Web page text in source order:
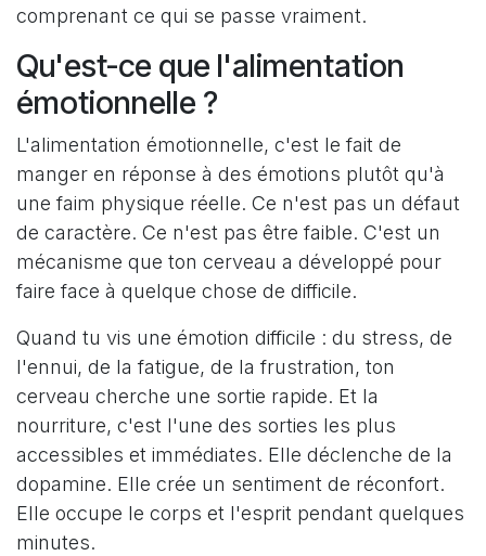
comprenant ce qui se passe vraiment.
Qu'est-ce que l'alimentation
émotionnelle ?
L'alimentation émotionnelle, c'est le fait de
manger en réponse à des émotions plutôt qu'à
une faim physique réelle. Ce n'est pas un défaut
de caractère. Ce n'est pas être faible. C'est un
mécanisme que ton cerveau a développé pour
faire face à quelque chose de difficile.
Quand tu vis une émotion difficile : du stress, de
l'ennui, de la fatigue, de la frustration, ton
cerveau cherche une sortie rapide. Et la
nourriture, c'est l'une des sorties les plus
accessibles et immédiates. Elle déclenche de la
dopamine. Elle crée un sentiment de réconfort.
Elle occupe le corps et l'esprit pendant quelques
minutes.